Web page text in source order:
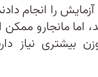
را انجام
اما مانجارو
نیاز